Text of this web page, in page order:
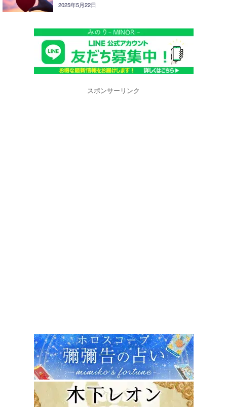
2025年5月22日
スポンサーリンク